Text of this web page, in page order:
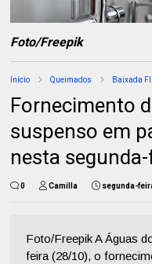
Foto/Freepik
Início Queimados Baixada
Fornecimento
suspenso em
nesta
0 Camilla segunda-
Foto/Freepik A Águas
feira (28/10), o